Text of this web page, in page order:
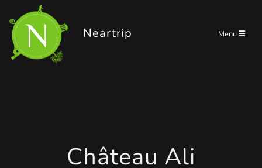
Panneau de gestion des cookies
Neartrip Menu
Château Ali